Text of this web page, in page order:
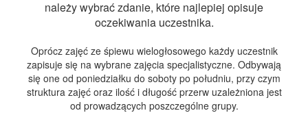
należy wybrać zdanie, które najlepiej opisuje
oczekiwania uczestnika.
Oprócz zajęć ze śpiewu wielogłosowego każdy uczestnik
zapisuje się na wybrane zajęcia specjalistyczne. Odbywają
się one od poniedziałku do soboty po południu, przy czym
struktura zajęć oraz ilość i długość przerw uzależniona jest
od prowadzących poszczególne grupy.